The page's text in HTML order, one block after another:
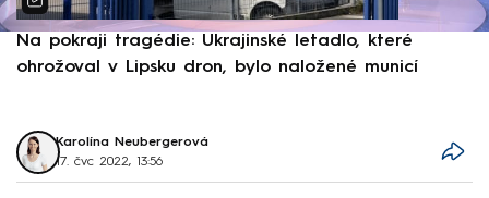
Na pokraji tragédie: Ukrajinské letadlo, které
ohrožoval v Lipsku dron, bylo naložené municí
Karolína Neubergerová
17. čvc 2022, 13:56